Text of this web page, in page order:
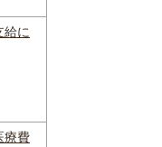
に
療費